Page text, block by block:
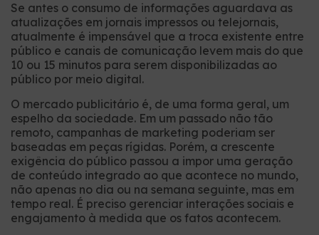
Se antes o consumo de informações aguardava as
atualizações em jornais impressos ou telejornais,
atualmente é impensável que a troca existente entre
público e canais de comunicação levem mais do que
10 ou 15 minutos para serem disponibilizadas ao
público por meio digital.
O mercado publicitário é, de uma forma geral, um
espelho da sociedade. Em um passado não tão
remoto, campanhas de marketing poderiam ser
baseadas em peças rígidas. Porém, a crescente
exigência do público passou a impor uma geração
de conteúdo integrado ao que acontece no mundo,
não apenas no dia ou na semana seguinte, mas em
tempo real. É preciso gerenciar interações sociais e
engajamento à medida que os fatos acontecem.